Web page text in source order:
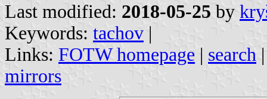
Last modified: 2018-05-25 by
Keywords: tachov |
Links: FOTW homepage | search
mirrors